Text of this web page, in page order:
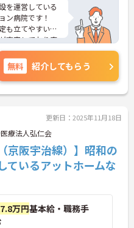
を運営している
ン病院です！
も立てやすい環
充実しており安
ど、さらに詳
談ください。
無料 紹介してもらう
更新日：2025年11月18日
療法人弘仁会
京阪宇治線）】昭和の
ているアットホームな
万円基本給・職務手